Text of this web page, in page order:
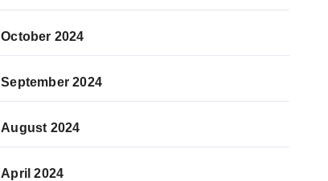
October 2024
September 2024
August 2024
April 2024